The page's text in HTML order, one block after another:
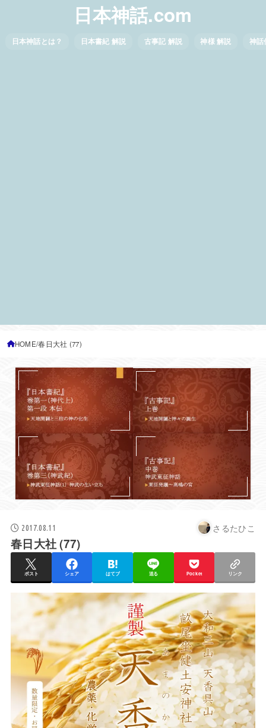
日本神話.com
日本神話とは？ 日本書紀 解説 古事記 解説 神様 解説 神話
HOME 春日大社 (77)
2017.08.11 さるたひこ
春日大社 (77)
ポスト シェア はてブ 送る Pocket リンク